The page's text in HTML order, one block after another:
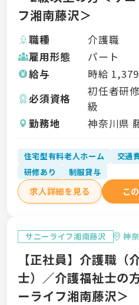
フ湘南藤沢＞
職種
介護職
雇用形態
パート
給与
時給 1,379
必須資格
初任者研
級
勤務地
神奈川県
住宅型有料老人ホーム 交通
研修あり
制服貸与
求人詳細を見る こ
サニーライフ湘南藤沢 神
【正社員】介護職（
士）／介護福祉士の
ーライフ湘南藤沢＞